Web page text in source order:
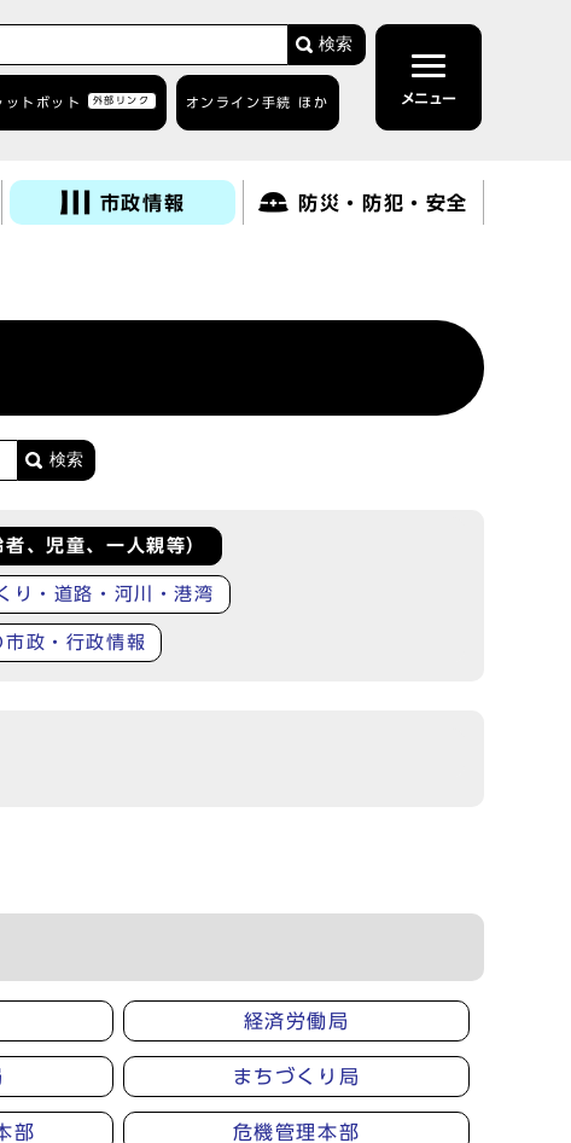
検索
ットボット 外部リンク オンライン手続 ほか メニュー
市政情報 防災・防犯・安全
、児童、一人親等）
り・道路・河川・港湾
市政・行政情報
経済労働局
まちづくり局
部 危機管理本部